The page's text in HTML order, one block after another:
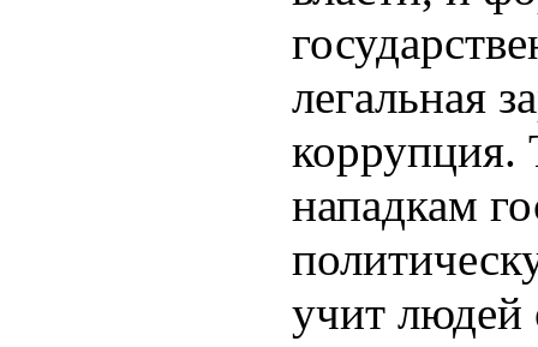
легальная
коррупция.
нападкам
учит людей